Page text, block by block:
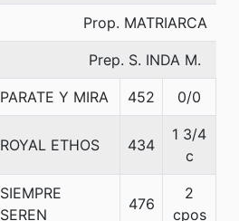
Prop. MATRIARCA
Prep. S. INDA M.
PARATE Y MIRA 452 0/0
ROYAL ETHOS 434
1 3/4
c
SIEMPRE
SEREN
476
2
cpos